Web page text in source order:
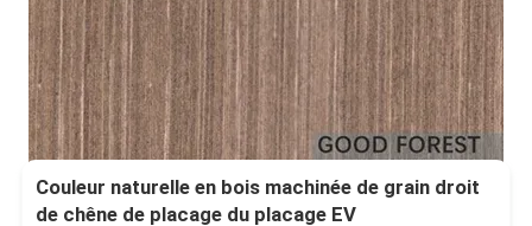
Couleur naturelle en bois machinée de grain droit
de chêne de placage du placage EV